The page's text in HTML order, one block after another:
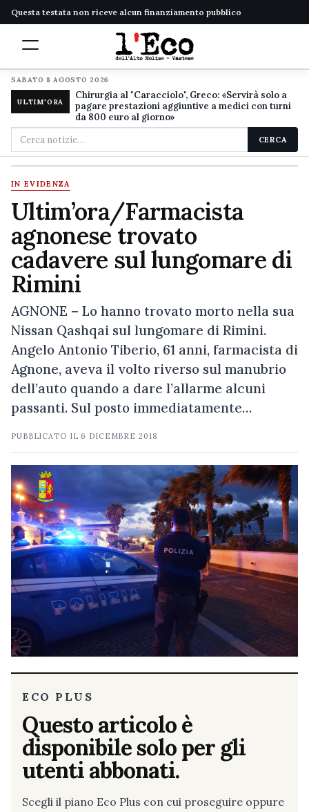
Questa testata non riceve alcun finanziamento pubblico
SABATO 8 AGOSTO 2026
ULTIM'ORA
Chirurgia al "Caracciolo", Greco: «Servirà solo a
pagare prestazioni aggiuntive a medici con turni
da 800 euro al giorno»
Cerca
nel
sito
CERCA
IN EVIDENZA
Ultim’ora/Farmacista
agnonese trovato
cadavere sul lungomare di
Rimini
AGNONE – Lo hanno trovato morto nella sua
Nissan Qashqai sul lungomare di Rimini.
Angelo Antonio Tiberio, 61 anni, farmacista di
Agnone, aveva il volto riverso sul manubrio
dell’auto quando a dare l’allarme alcuni
passanti. Sul posto immediatamente…
PUBBLICATO IL 6 DICEMBRE 2018
ECO PLUS
Questo articolo è
disponibile solo per gli
utenti abbonati.
Scegli il piano Eco Plus con cui proseguire oppure